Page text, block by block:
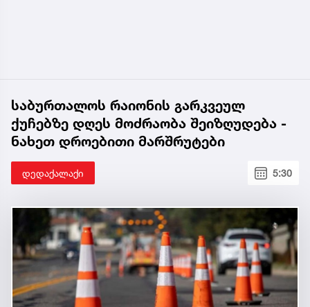
საბურთალოს რაიონის გარკვეულ
ქუჩებზე დღეს მოძრაობა შეიზღუდება -
ნახეთ დროებითი მარშრუტები
დედაქალაქი 5:30